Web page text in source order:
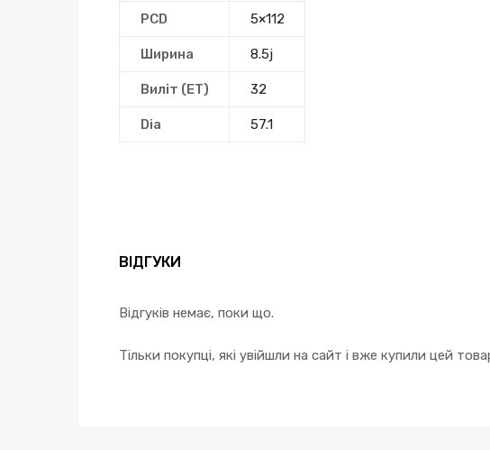
PCD 5×112
Ширина 8.5j
Виліт (ЕТ) 32
Dia 57.1
ВІДГУКИ
Відгуків немає, поки що.
Тільки покупці, які увійшли на сайт і вже купили цей